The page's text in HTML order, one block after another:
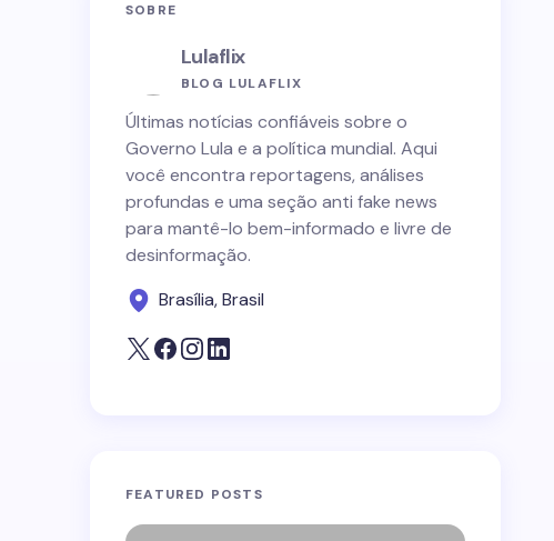
SOBRE
Lulaflix
BLOG LULAFLIX
Últimas notícias confiáveis sobre o
Governo Lula e a política mundial. Aqui
você encontra reportagens, análises
profundas e uma seção anti fake news
para mantê-lo bem-informado e livre de
desinformação.
Brasília, Brasil
FEATURED POSTS